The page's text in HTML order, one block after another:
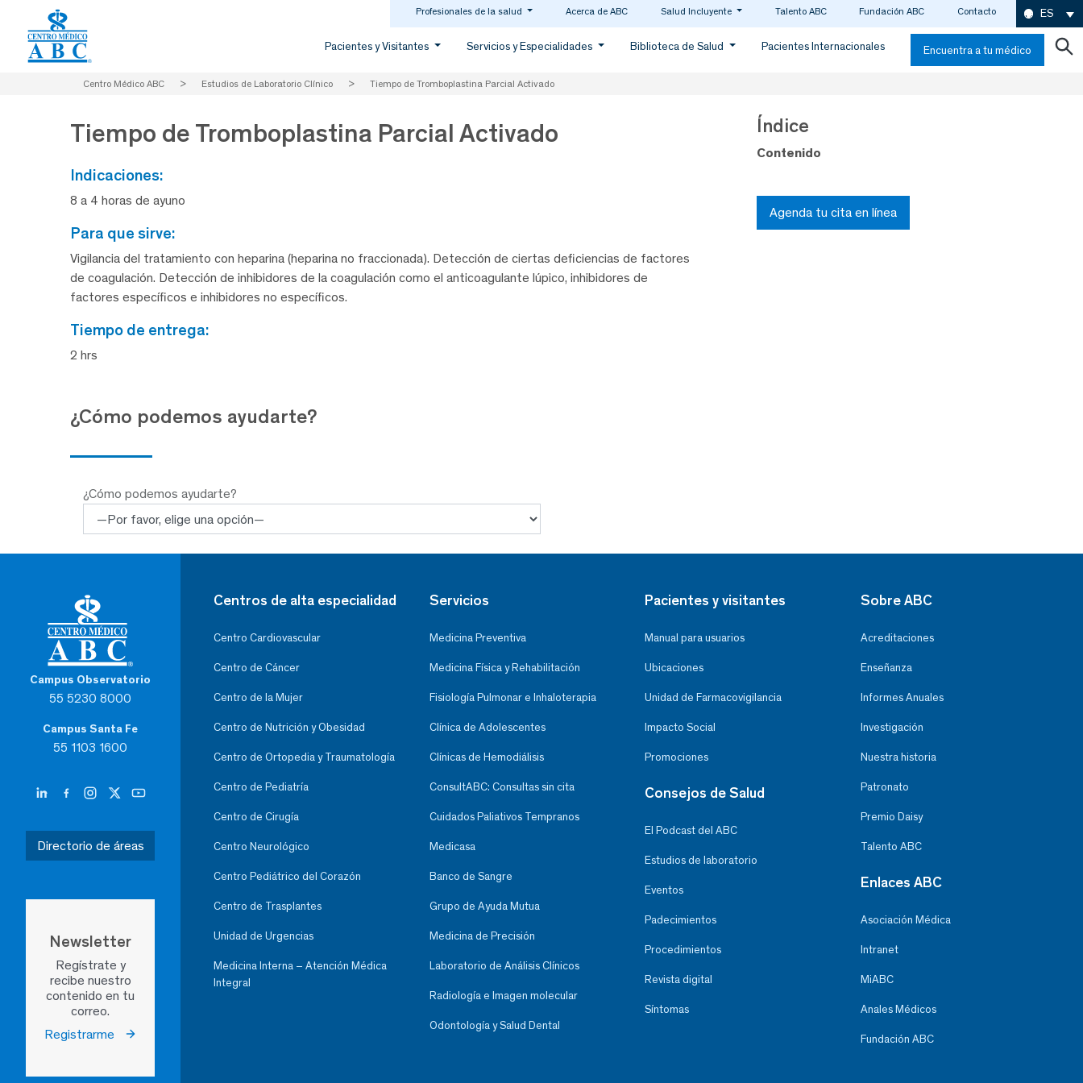
Profesionales de la salud Acerca de ABC Salud Incluyente Talento ABC Fundación ABC Contacto ES
Pacientes y Visitantes Servicios y Especialidades Biblioteca de Salud Pacientes Internacionales Encuentra a tu médico
Centro Médico ABC > Estudios de Laboratorio Clínico > Tiempo de Tromboplastina Parcial Activado
Tiempo de Tromboplastina Parcial Activado
indicaciones:
8 a 4 horas de ayuno
para que sirve:
Vigilancia del tratamiento con heparina (heparina no fraccionada). Detección de ciertas deficiencias de factores
de coagulación. Detección de inhibidores de la coagulación como el anticoagulante lúpico, inhibidores de
factores específicos e inhibidores no específicos.
tiempo de entrega:
2 hrs
¿Cómo podemos ayudarte?
¿Cómo podemos ayudarte?
Índice
Contenido
Agenda tu cita en línea
Campus Observatorio
55 5230 8000
Campus Santa Fe
55 1103 1600
Directorio de áreas
Newsletter
Regístrate y
recibe nuestro
contenido en tu
correo.
Registrarme
Centros de alta especialidad
Centro Cardiovascular
Centro de Cáncer
Centro de la Mujer
Centro de Nutrición y Obesidad
Centro de Ortopedia y Traumatología
Centro de Pediatría
Centro de Cirugía
Centro Neurológico
Centro Pediátrico del Corazón
Centro de Trasplantes
Unidad de Urgencias
Medicina Interna – Atención Médica
Integral
Servicios
Medicina Preventiva
Medicina Física y Rehabilitación
Fisiología Pulmonar e Inhaloterapia
Clínica de Adolescentes
Clínicas de Hemodiálisis
ConsultABC: Consultas sin cita
Cuidados Paliativos Tempranos
Medicasa
Banco de Sangre
Grupo de Ayuda Mutua
Medicina de Precisión
Laboratorio de Análisis Clínicos
Radiología e Imagen molecular
Odontología y Salud Dental
Pacientes y visitantes
Manual para usuarios
Ubicaciones
Unidad de Farmacovigilancia
Impacto Social
Promociones
Consejos de Salud
El Podcast del ABC
Estudios de laboratorio
Eventos
Padecimientos
Procedimientos
Revista digital
Síntomas
Sobre ABC
Acreditaciones
Enseñanza
Informes Anuales
Investigación
Nuestra historia
Patronato
Premio Daisy
Talento ABC
Enlaces ABC
Asociación Médica
Intranet
MiABC
Anales Médicos
Fundación ABC